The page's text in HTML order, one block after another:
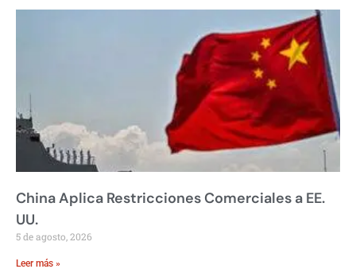
China Aplica Restricciones Comerciales a EE.
UU.
5 de agosto, 2026
Leer más »